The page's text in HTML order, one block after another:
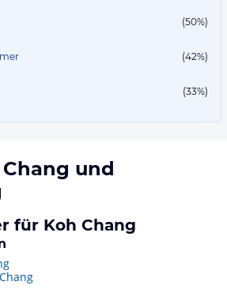
(50%)
(42%)
(33%)
und
für Koh Chang